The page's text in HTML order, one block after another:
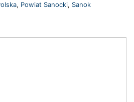
, Powiat Sanocki, Sanok